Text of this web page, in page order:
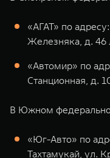
«АГАТ» по
Железняка, д. 46
«Автомир» по
Станционная, д.
В Южном
«Юг-Авто» по
Тахтамукай, ул.